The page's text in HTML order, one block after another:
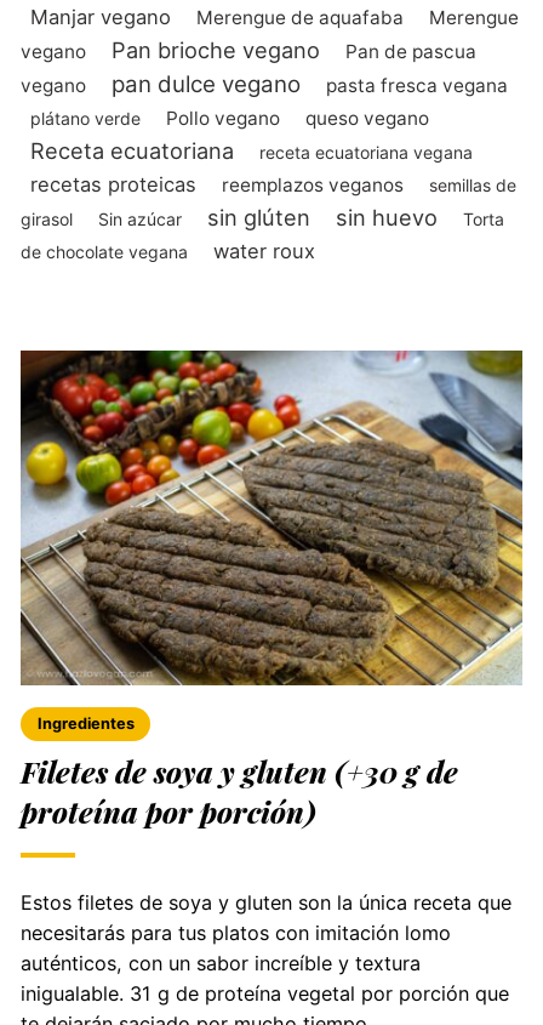
Manjar vegano Merengue de aquafaba
Merengue
vegano
Pan brioche vegano
Pan de pascua
vegano
pan dulce vegano pasta fresca vegana
plátano verde Pollo vegano queso vegano
Receta ecuatoriana receta ecuatoriana vegana
recetas proteicas reemplazos veganos
semillas de
girasol
Sin azúcar sin glúten sin huevo
Torta
de chocolate vegana
water roux
Ingredientes
Filetes de soya y gluten (+30 g de
proteína por porción)
Estos filetes de soya y gluten son la única receta que
necesitarás para tus platos con imitación lomo
auténticos, con un sabor increíble y textura
inigualable. 31 g de proteína vegetal por porción que